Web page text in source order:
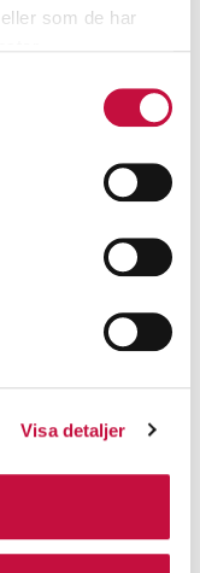
som de har
Visa detaljer